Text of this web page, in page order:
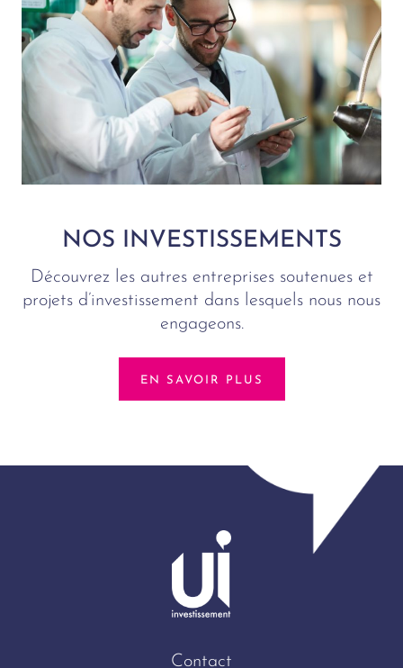
NOS INVESTISSEMENTS
Découvrez les autres entreprises soutenues et
projets d’investissement dans lesquels nous nous
engageons.
EN SAVOIR PLUS
Contact